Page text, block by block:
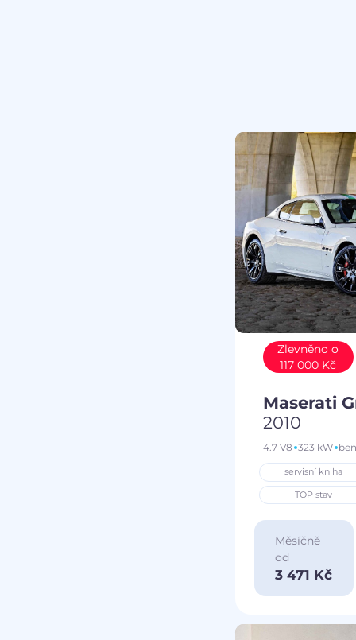
Zlevněno o
117 000 Kč
Maserati
2010
4.7 V8 323 kW
servisní kniha
TOP stav
Měsíčně
od
3 471 Kč